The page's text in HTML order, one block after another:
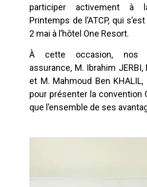
participer activement à
Printemps de l’ATCP, qui
2 mai à l’hôtel One Resort.
À cette occasion, nos
assurance, M. Ibrahim JERBI,
et M. Mahmoud Ben
pour présenter la convention
que l’ensemble de ses